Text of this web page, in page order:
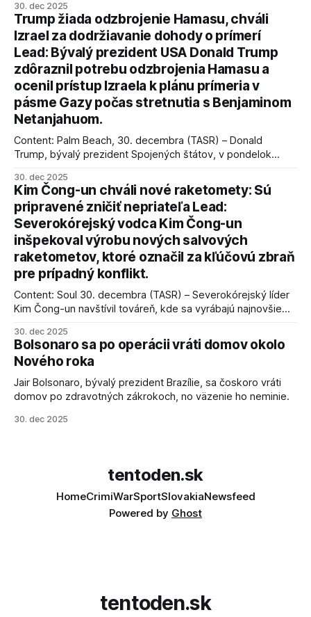
30. dec 2025
Trump žiada odzbrojenie Hamasu, chváli
Izrael za dodržiavanie dohody o prímerí
Lead: Bývalý prezident USA Donald Trump
zdôraznil potrebu odzbrojenia Hamasu a
ocenil prístup Izraela k plánu prímeria v
pásme Gazy počas stretnutia s Benjaminom
Netanjahuom.
Content: Palm Beach, 30. decembra (TASR) – Donald
Trump, bývalý prezident Spojených štátov, v pondelok
kľúčové pre úspešné dosiahnutie prímeria v Gaze. Agentúra
AFP informuje, že Trump vyjadril presvedčenie, že Izrael plní
podmienky dohody o prí
30. dec 2025
Kim Čong-un chváli nové raketomety: Sú
pripravené zničiť nepriateľa Lead:
Severokórejský vodca Kim Čong-un
inšpekoval výrobu nových salvových
raketometov, ktoré označil za kľúčovú zbraň
pre prípadný konflikt.
Content: Soul 30. decembra (TASR) – Severokórejský líder
Kim Čong-un navštívil továreň, kde sa vyrábajú najnovšie
schopnosti. Informovali o tom štátne médiá KĽDR, na ktoré
sa odvoláva agentúra AFP.
30. dec 2025
Bolsonaro sa po operácii vráti domov okolo
Nového roka
Jair Bolsonaro, bývalý prezident Brazílie, sa čoskoro vráti
domov po zdravotných zákrokoch, no väzenie ho neminie.
30. dec 2025
tentoden.sk
HomeCrimiWarSportSlovakiaNewsfeed
Powered by Ghost
tentoden.sk